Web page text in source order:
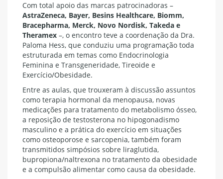
Com total apoio das marcas patrocinadoras –
AstraZeneca, Bayer, Besins Healthcare, Biomm,
Bracepharma, Merck, Novo Nordisk, Takeda e
Theramex –, o encontro teve a coordenação da Dra.
Paloma Hess, que conduziu uma programação toda
estruturada em temas como Endocrinologia
Feminina e Transgeneridade, Tireoide e
Exercício/Obesidade.
Entre as aulas, que trouxeram à discussão assuntos
como terapia hormonal da menopausa, novas
medicações para tratamento do metabolismo ósseo,
a reposição de testosterona no hipogonadismo
masculino e a prática do exercício em situações
como osteoporose e sarcopenia, também foram
transmitidos simpósios sobre liraglutida,
bupropiona/naltrexona no tratamento da obesidade
e a compulsão alimentar como causa da obesidade.